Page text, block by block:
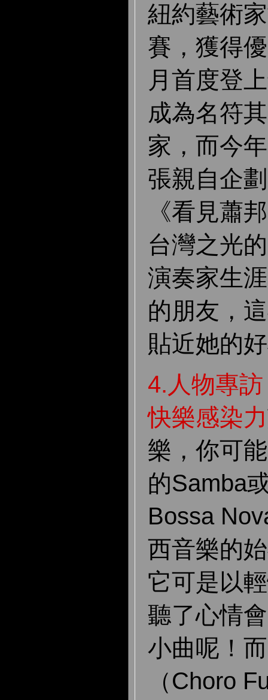
紐約藝術
賽，獲得
月首度登
成為名符
家，而今
張親自企
《看見蕭
台灣之光
演奏家生
的朋友，
貼近她的
4.人物專
快樂感染力
樂，你可
的Samba
Bossa
西音樂的
它可是以
聽了心情
小曲呢！
（Choro